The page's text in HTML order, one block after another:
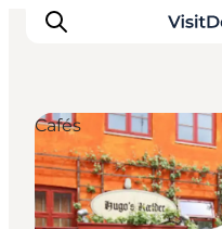
Inspirations
Destinations
Cafés